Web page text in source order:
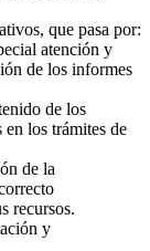
que pasa por:
atención y
de los informes
de los
los trámites de
de la
recursos.
y